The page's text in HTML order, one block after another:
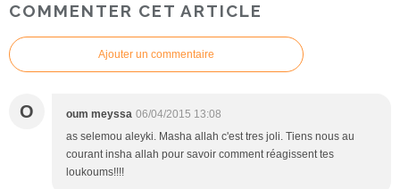
COMMENTER CET ARTICLE
Ajouter un commentaire
O oum meyssa 06/04/2015 13:08
as selemou aleyki. Masha allah c'est tres joli. Tiens nous au
courant insha allah pour savoir comment réagissent tes
loukoums!!!!